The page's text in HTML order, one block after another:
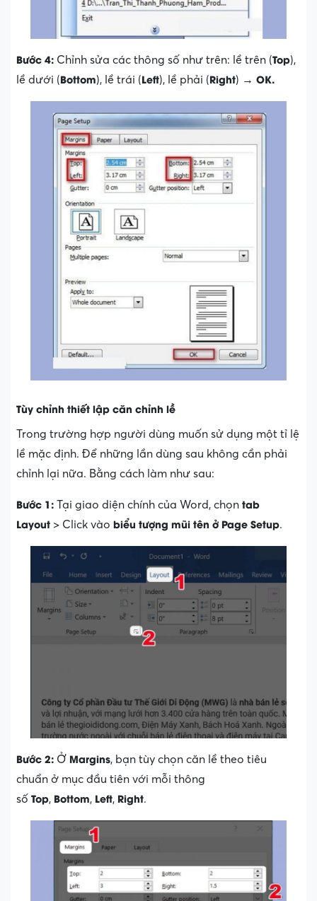
Bước 4: Chỉnh sửa các thông số như trên: lề trên (Top),
lề dưới (Bottom), lề trái (Left), lề phải (Right) → OK.
Tùy chỉnh thiết lập căn chỉnh lề
Trong trường hợp người dùng muốn sử dụng một tỉ lệ
lề mặc định. Để những lần dùng sau không cần phải
chỉnh lại nữa. Bằng cách làm như sau:
Bước 1: Tại giao diện chính của Word, chọn tab
Layout > Click vào biểu tượng mũi tên ở Page Setup.
Bước 2: Ở Margins, bạn tùy chọn căn lề theo tiêu
chuẩn ở mục đầu tiên với mỗi thông
số Top, Bottom, Left, Right.